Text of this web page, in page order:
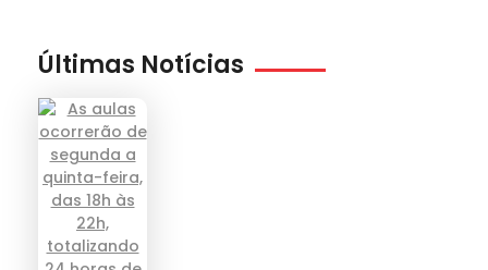
Últimas Notícias